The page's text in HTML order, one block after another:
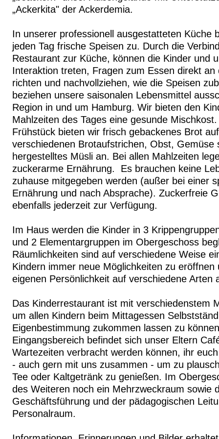
„Ackerkita" der Ackerdemia.
In unserer professionell ausgestatteten Küche
jeden Tag frische Speisen zu. Durch die
Restaurant zur Küche, können die Kinder und
Interaktion treten, Fragen zum Essen direkt an
richten und nachvollziehen, wie die Speisen
beziehen unsere saisonalen Lebensmittel
Region in und um Hamburg. Wir bieten den
Mahlzeiten des Tages eine gesunde
Frühstück bieten wir frisch gebackenes Brot
verschiedenen Brotaufstrichen, Obst, Gemüse
hergestelltes Müsli an. Bei allen Mahlzeiten
zuckerarme Ernährung. Es brauchen keine
zuhause mitgegeben werden (außer bei einer
Ernährung und nach Absprache). Zuckerfreie
ebenfalls jederzeit zur Verfügung.
Im Haus werden die Kinder in 3
und 2 Elementargruppen im Obergeschoss
Räumlichkeiten sind auf verschiedene Weise
Kindern immer neue Möglichkeiten zu eröffnen
eigenen Persönlichkeit auf verschiedene Arten
Das Kinderrestaurant ist mit verschiedenstem
um allen Kindern beim Mittagessen
Eigenbestimmung zukommen lassen zu
Eingangsbereich befindet sich unser Eltern
Wartezeiten verbracht werden können, ihr
- auch gern mit uns zusammen - um zu
Tee oder Kaltgetränk zu genießen. Im
des Weiteren noch ein Mehrzweckraum sowie
Geschäftsführung und der pädagogischen
Personalraum.